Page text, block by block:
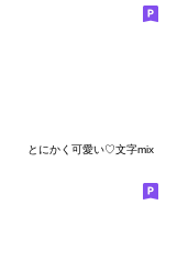
とにかく可愛い♡文字mix